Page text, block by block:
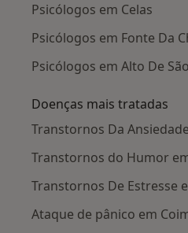
Psicólogos em Celas
Psicólogos em Fonte Da
Psicólogos em Alto De
Doenças mais tratadas
Transtornos Da
Transtornos do Humor
Transtornos De Estresse
Ataque de pânico em